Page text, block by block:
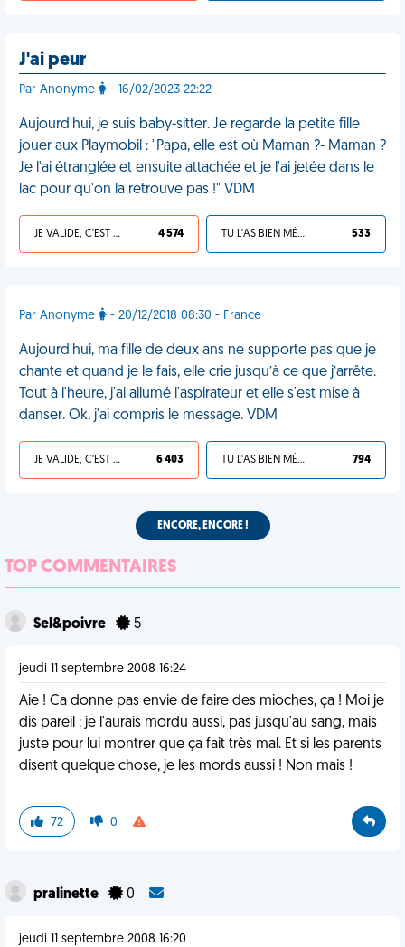
J'ai peur
Par Anonyme - 16/02/2023 22:22
Aujourd'hui, je suis baby-sitter. Je regarde la petite fille
jouer aux Playmobil : "Papa, elle est où Maman ?- Maman ?
Je l'ai étranglée et ensuite attachée et je l'ai jetée dans le
lac pour qu'on la retrouve pas !" VDM
JE VALIDE, C'EST UNE VDM 4 574 TU L'AS BIEN MÉRITÉ 533
Par Anonyme - 20/12/2018 08:30 - France
Aujourd'hui, ma fille de deux ans ne supporte pas que je
chante et quand je le fais, elle crie jusqu’à ce que j’arrête.
Tout à l'heure, j'ai allumé l'aspirateur et elle s'est mise à
danser. Ok, j'ai compris le message. VDM
JE VALIDE, C'EST UNE VDM 6 403 TU L'AS BIEN MÉRITÉ 794
ENCORE, ENCORE !
TOP COMMENTAIRES
Sel&poivre 5
jeudi 11 septembre 2008 16:24
Aie ! Ca donne pas envie de faire des mioches, ça ! Moi je
dis pareil : je l'aurais mordu aussi, pas jusqu'au sang, mais
juste pour lui montrer que ça fait très mal. Et si les parents
disent quelque chose, je les mords aussi ! Non mais !
72 0
pralinette 0
jeudi 11 septembre 2008 16:20